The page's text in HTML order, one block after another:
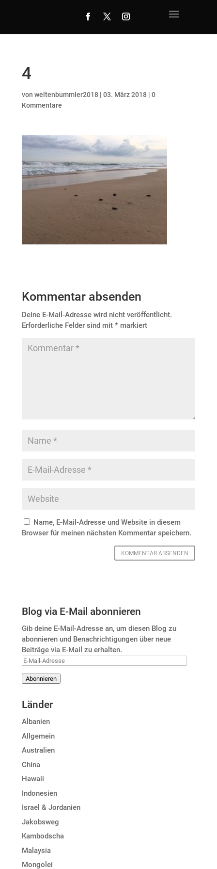
4
von weltenbummler2018| 03. März 2018| 0
Kommentare
Kommentar absenden
Deine E-Mail-Adresse wird nicht veröffentlicht.
Erforderliche Felder sind mit *markiert
Name, E-Mail-Adresse und Website in diesem
Browser für meinen nächsten Kommentar speichern.
Blog via E-Mail abonnieren
Gib deine E-Mail-Adresse an, um diesen Blog zu
abonnieren und Benachrichtigungen über neue
Beiträge via E-Mail zu erhalten.
E-
Adresse
Abonnieren
Länder
Albanien
Allgemein
Australien
China
Hawaii
Indonesien
Israel & Jordanien
Jakobsweg
Kambodscha
Malaysia
Mongolei